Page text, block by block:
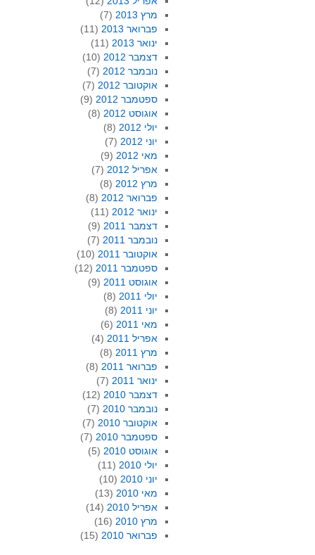
מרץ 2013
(7)
פברואר 2013
(11)
ינואר 2013
(11)
דצמבר 2012
(10)
נובמבר 2012
(7)
אוקטובר 2012
(7)
ספטמבר 2012
(9)
אוגוסט 2012
(8)
יולי 2012
(8)
יוני 2012
(7)
מאי 2012
(9)
אפריל 2012
(7)
מרץ 2012
(8)
פברואר 2012
(8)
ינואר 2012
(11)
דצמבר 2011
(9)
נובמבר 2011
(7)
אוקטובר 2011
(10)
ספטמבר 2011
(12)
אוגוסט 2011
(9)
יולי 2011
(8)
יוני 2011
(8)
מאי 2011
(6)
אפריל 2011
(4)
מרץ 2011
(8)
פברואר 2011
(8)
ינואר 2011
(7)
דצמבר 2010
(12)
נובמבר 2010
(7)
אוקטובר 2010
(7)
ספטמבר 2010
(7)
אוגוסט 2010
(5)
יולי 2010
(11)
יוני 2010
(10)
מאי 2010
(13)
אפריל 2010
(14)
מרץ 2010
(16)
פברואר 2010
(15)